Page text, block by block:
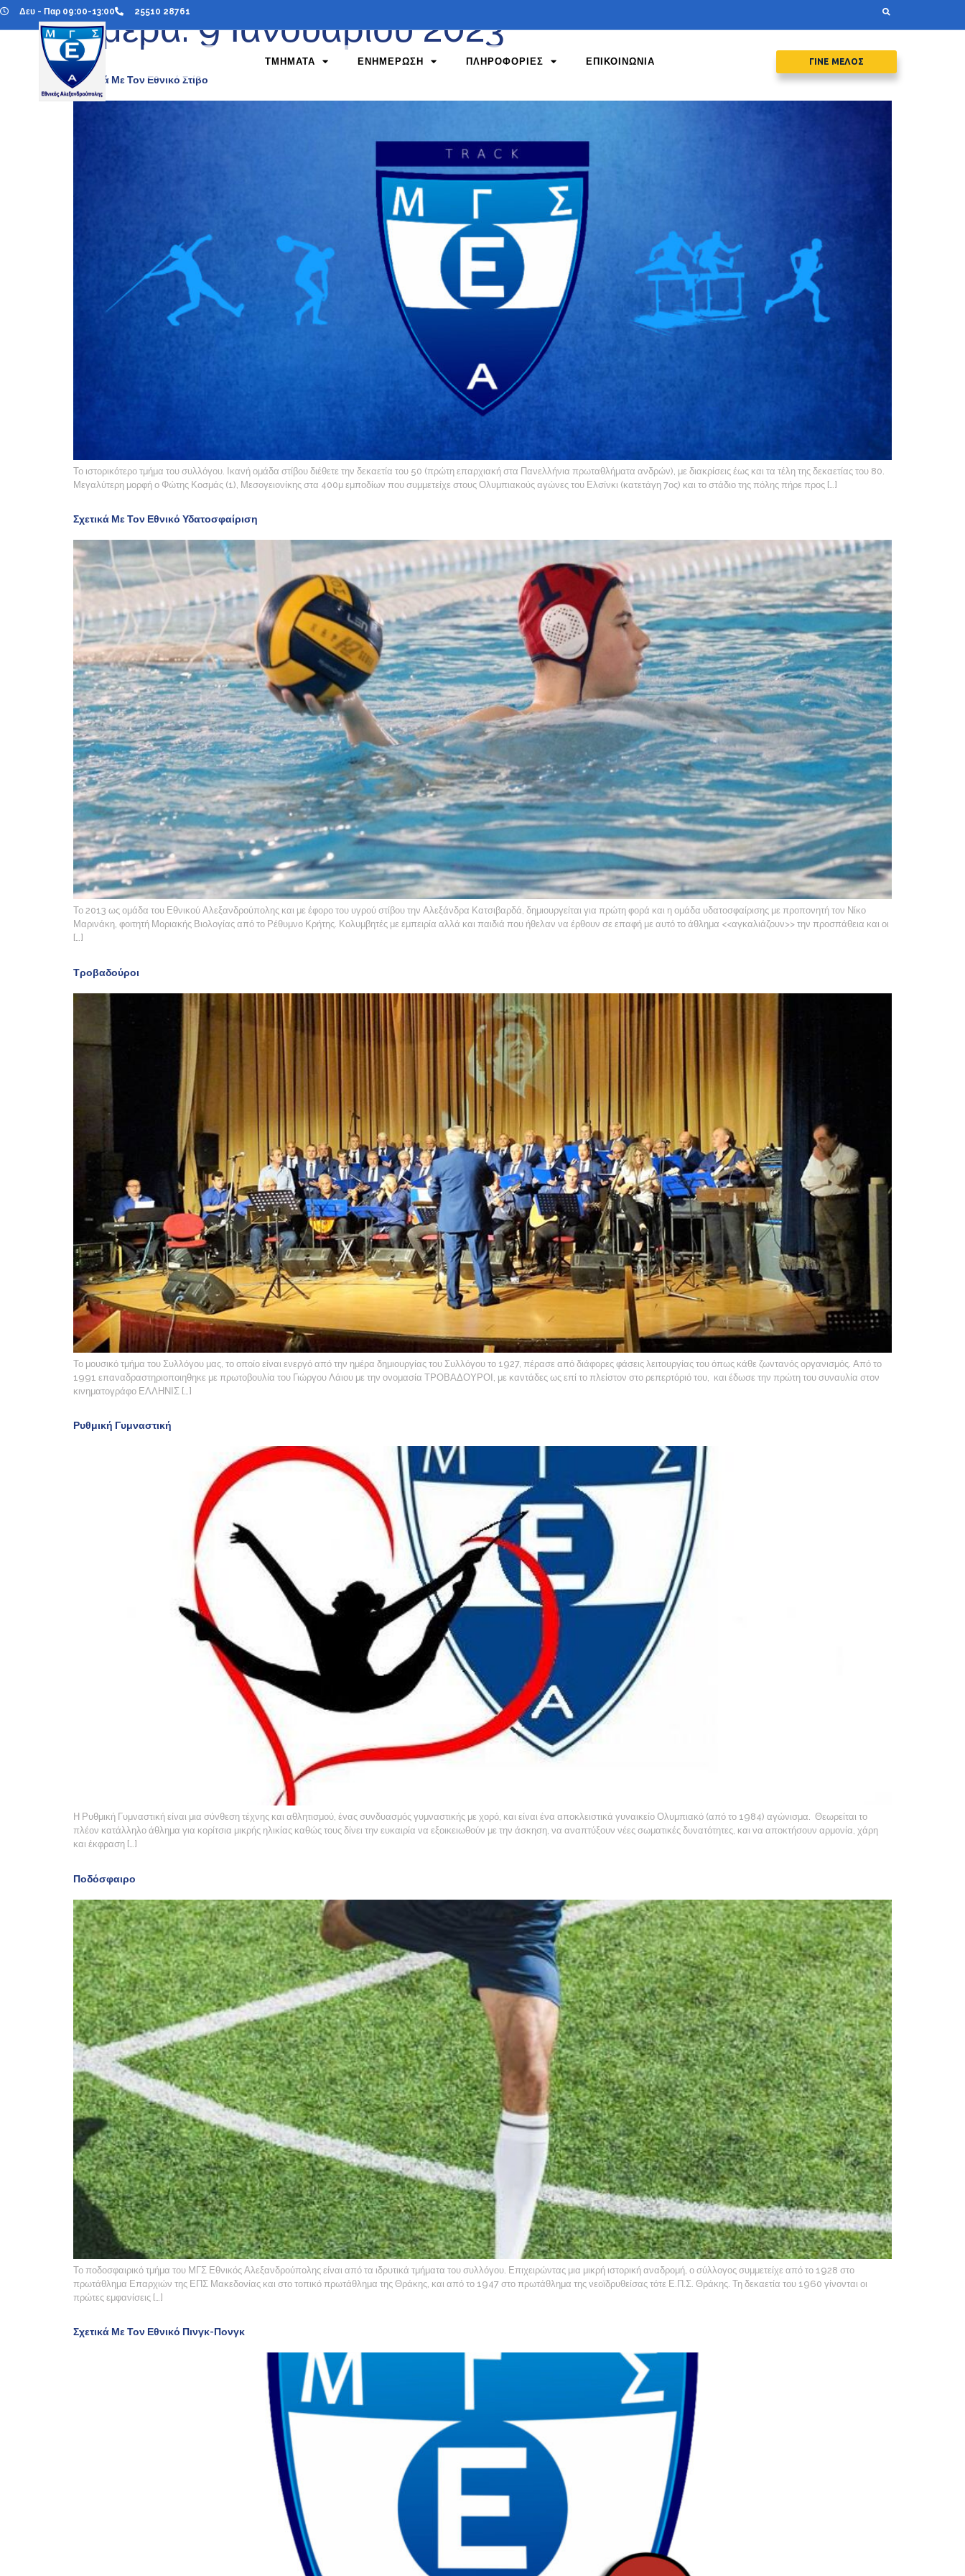
Δευ - Παρ 09:00-13:00 25510 28761
ΤΜΗΜΑΤΑ ΕΝΗΜΕΡΩΣΗ ΠΛΗΡΟΦΟΡΙΕΣ ΕΠΙΚΟΙΝΩΝΙΑ ΓΙΝΕ ΜΕΛΟΣ
Ημέρα:9 Ιανουαρίου 2023
Σχετικά Με Τον Εθνικό Στίβο
Το ιστορικότερο τμήμα του συλλόγου. Ικανή ομάδα στίβου διέθετε την δεκαετία του 50 (πρώτη επαρχιακή στα Πανελλήνια πρωταθλήματα ανδρών), με διακρίσεις έως και τα τέλη της δεκαετίας του 80.
Μεγαλύτερη μορφή ο Φώτης Κοσμάς (1), Μεσογειονίκης στα 400μ εμποδίων που συμμετείχε στους Ολυμπιακούς αγώνες του Ελσίνκι (κατετάγη 7ος) και το στάδιο της πόλης πήρε προς […]
Σχετικά Με Τον Εθνικό Υδατοσφαίριση
Το 2013 ως ομάδα του Εθνικού Αλεξανδρούπολης και με έφορο του υγρού στίβου την Αλεξάνδρα Κατσιβαρδά, δημιουργείται για πρώτη φορά και η ομάδα υδατοσφαίρισης με προπονητή τον Νίκο
Μαρινάκη, φοιτητή Μοριακής Βιολογίας από το Ρέθυμνο Κρήτης. Κολυμβητές με εμπειρία αλλά και παιδιά που ήθελαν να έρθουν σε επαφή με αυτό το άθλημα <<αγκαλιάζουν>> την προσπάθεια και οι
[…]
Τροβαδούροι
Το μουσικό τμήμα του Συλλόγου μας, το οποίο είναι ενεργό από την ημέρα δημιουργίας του Συλλόγου το 1927, πέρασε από διάφορες φάσεις λειτουργίας του όπως κάθε ζωντανός οργανισμός. Από το
1991 επαναδραστηριοποιηθηκε με πρωτοβουλία του Γιώργου Λάιου με την ονομασία ΤΡΟΒΑΔΟΥΡΟΙ, με καντάδες ως επί το πλείστον στο ρεπερτόριό του, και έδωσε την πρώτη του συναυλία στον
κινηματογράφο ΕΛΛΗΝΙΣ […]
Ρυθμική Γυμναστική
Η Ρυθμική Γυμναστική είναι μια σύνθεση τέχνης και αθλητισμού, ένας συνδυασμός γυμναστικής με χορό, και είναι ένα αποκλειστικά γυναικείο Ολυμπιακό (από το 1984) αγώνισμα. Θεωρείται το
πλέον κατάλληλο άθλημα για κορίτσια μικρής ηλικίας καθώς τους δίνει την ευκαιρία να εξοικειωθούν με την άσκηση, να αναπτύξουν νέες σωματικές δυνατότητες, και να αποκτήσουν αρμονία, χάρη
και έκφραση […]
Ποδόσφαιρο
Το ποδοσφαιρικό τμήμα του ΜΓΣ Εθνικός Αλεξανδρούπολης είναι από τα ιδρυτικά τμήματα του συλλόγου. Επιχειρώντας μια μικρή ιστορική αναδρομή, ο σύλλογος συμμετείχε από το 1928 στο
πρωτάθλημα Επαρχιών της ΕΠΣ Μακεδονίας και στο τοπικό πρωτάθλημα της Θράκης, και από το 1947 στο πρωτάθλημα της νεοϊδρυθείσας τότε Ε.Π.Σ. Θράκης. Τη δεκαετία του 1960 γίνονται οι
πρώτες εμφανίσεις […]
Σχετικά Με Τον Εθνικό Πινγκ-Πονγκ